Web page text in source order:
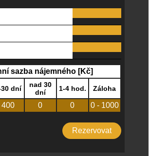
sazba nájemného [Kč]
dní
nad 30
dní
1-4 hod. Záloha
400 0 0 0 - 1000
Rezervovat